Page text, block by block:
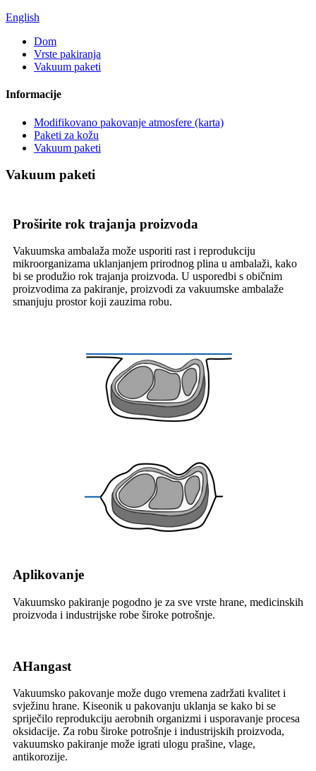
English
Dom
Vrste pakiranja
Vakuum paketi
Informacije
Modifikovano pakovanje atmosfere (karta)
Paketi za kožu
Vakuum paketi
Vakuum paketi
Proširite rok trajanja proizvoda
Vakuumska ambalaža može usporiti rast i reprodukciju
mikroorganizama uklanjanjem prirodnog plina u ambalaži, kako
bi se produžio rok trajanja proizvoda. U usporedbi s običnim
proizvodima za pakiranje, proizvodi za vakuumske ambalaže
smanjuju prostor koji zauzima robu.
Aplikovanje
Vakuumsko pakiranje pogodno je za sve vrste hrane, medicinskih
proizvoda i industrijske robe široke potrošnje.
AHangast
Vakuumsko pakovanje može dugo vremena zadržati kvalitet i
svježinu hrane. Kiseonik u pakovanju uklanja se kako bi se
spriječilo reprodukciju aerobnih organizmi i usporavanje procesa
oksidacije. Za robu široke potrošnje i industrijskih proizvoda,
vakuumsko pakiranje može igrati ulogu prašine, vlage,
antikorozije.